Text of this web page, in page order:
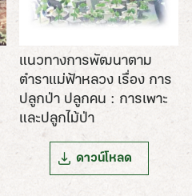
แนวทางการพัฒนาตาม
ตำราแม่ฟ้าหลวง เรื่อง การ
ปลูกป่า ปลูกคน : การเพาะ
และปลูกไม้ป่า
ดาวน์โหลด